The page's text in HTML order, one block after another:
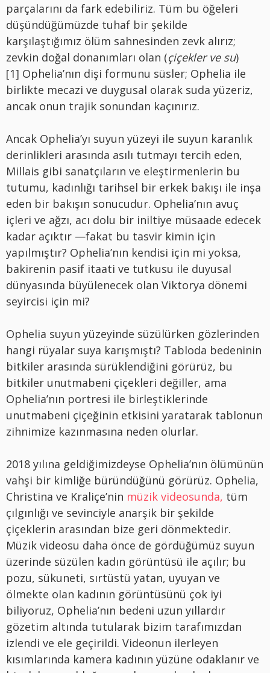
parçalarını da fark edebiliriz. Tüm bu öğeleri
düşündüğümüzde tuhaf bir şekilde
karşılaştığımız ölüm sahnesinden zevk alırız;
zevkin doğal donanımları olan (çiçekler ve su)
[1] Ophelia’nın dişi formunu süsler; Ophelia ile
birlikte mecazi ve duygusal olarak suda yüzeriz,
ancak onun trajik sonundan kaçınırız.
Ancak Ophelia’yı suyun yüzeyi ile suyun karanlık
derinlikleri arasında asılı tutmayı tercih eden,
Millais gibi sanatçıların ve eleştirmenlerin bu
tutumu, kadınlığı tarihsel bir erkek bakışı ile inşa
eden bir bakışın sonucudur. Ophelia’nın avuç
içleri ve ağzı, acı dolu bir iniltiye müsaade edecek
kadar açıktır —fakat bu tasvir kimin için
yapılmıştır? Ophelia’nın kendisi için mi yoksa,
bakirenin pasif itaati ve tutkusu ile duyusal
dünyasında büyülenecek olan Viktorya dönemi
seyircisi için mi?
Ophelia suyun yüzeyinde süzülürken gözlerinden
hangi rüyalar suya karışmıştı? Tabloda bedeninin
bitkiler arasında sürüklendiğini görürüz, bu
bitkiler unutmabeni çiçekleri değiller, ama
Ophelia’nın portresi ile birleştiklerinde
unutmabeni çiçeğinin etkisini yaratarak tablonun
zihnimize kazınmasına neden olurlar.
2018 yılına geldiğimizdeyse Ophelia’nın ölümünün
vahşi bir kimliğe büründüğünü görürüz. Ophelia,
Christina ve Kraliçe’nin müzik videosunda, tüm
çılgınlığı ve sevinciyle anarşik bir şekilde
çiçeklerin arasından bize geri dönmektedir.
Müzik videosu daha önce de gördüğümüz suyun
üzerinde süzülen kadın görüntüsü ile açılır; bu
pozu, sükuneti, sırtüstü yatan, uyuyan ve
ölmekte olan kadının görüntüsünü çok iyi
biliyoruz, Ophelia’nın bedeni uzun yıllardır
gözetim altında tutularak bizim tarafımızdan
izlendi ve ele geçirildi. Videonun ilerleyen
kısımlarında kamera kadının yüzüne odaklanır ve